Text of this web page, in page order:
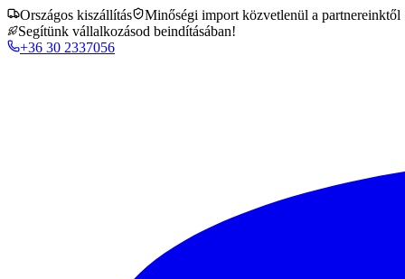
Országos kiszállítás
Minőségi import közvetlenül a partnereinktől
Segítünk vállalkozásod beindításában!
+36 30 2337056